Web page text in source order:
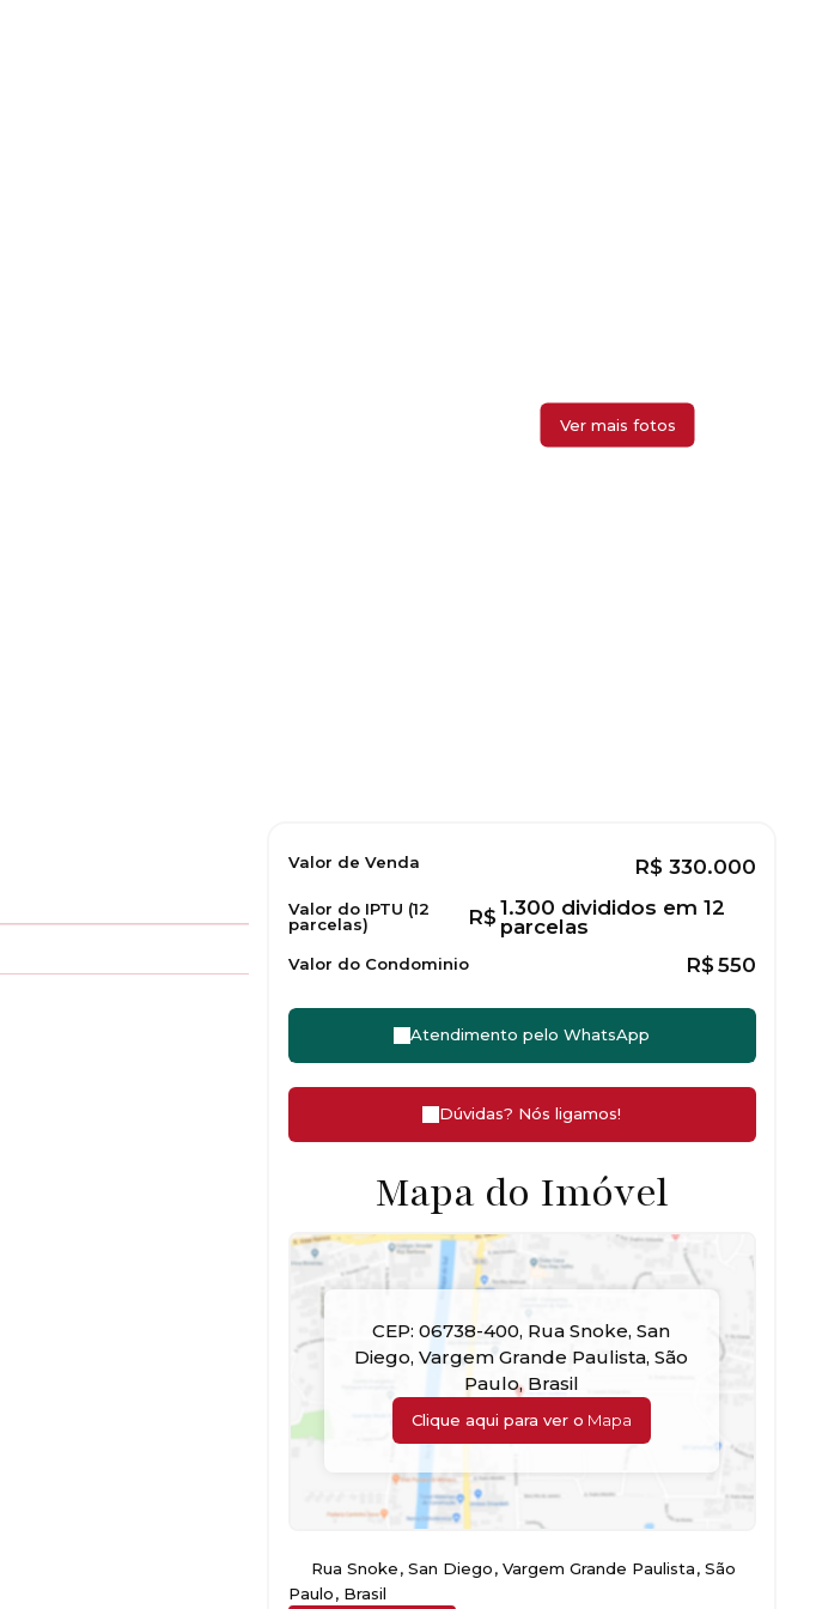
R$ 330.000
Valor de Venda
Valor do IPTU (12
parcelas)
R$ 1.300 divididos em 12
parcelas
Valor do Condominio R$ 550
Atendimento pelo WhatsApp
Dúvidas? Nós ligamos!
Mapa do Imóvel
CEP: 06738-400, Rua Snoke,San
Diego,Vargem Grande Paulista,São
Paulo, Brasil
Clique aqui para ver o Mapa
Rua Snoke, San Diego, Vargem Grande Paulista, São
Paulo, Brasil